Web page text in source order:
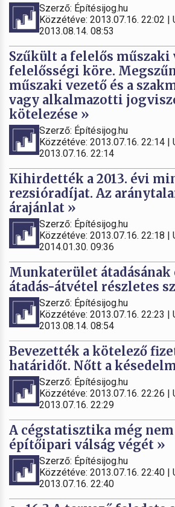
Szerző: Építésijog.hu
Közzétéve: 2013.07.16. 22:02
2013.08.14. 08:53
Szűkült a felelős műszaki
felelősségi köre.
műszaki vezető és a
vagy alkalmazotti
kötelezése »
Szerző: Építésijog.hu
Közzétéve: 2013.07.16. 22:14
2013.07.16. 22:14
Kihirdették a 2013. évi
rezsióradíjat. Az
árajánlat »
Szerző: Építésijog.hu
Közzétéve: 2013.07.16. 22:18
2014.01.30. 09:36
Munkaterület átadásának
átadás-átvétel részletes
Szerző: Építésijog.hu
Közzétéve: 2013.07.16. 22:23
2013.08.14. 08:54
Bevezették a kötelező
határidőt. Nőtt a
Szerző: Építésijog.hu
Közzétéve: 2013.07.16. 22:26
2013.07.16. 22:29
A cégstatisztika még
építőipari válság végét »
Szerző: Építésijog.hu
Közzétéve: 2013.07.16. 22:40
2013.07.16. 22:40